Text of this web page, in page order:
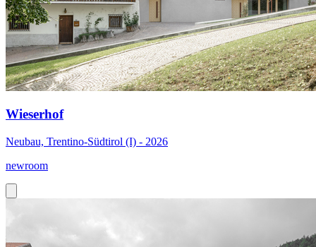
Wieserhof
Neubau, Trentino-Südtirol (I) - 2026
newroom